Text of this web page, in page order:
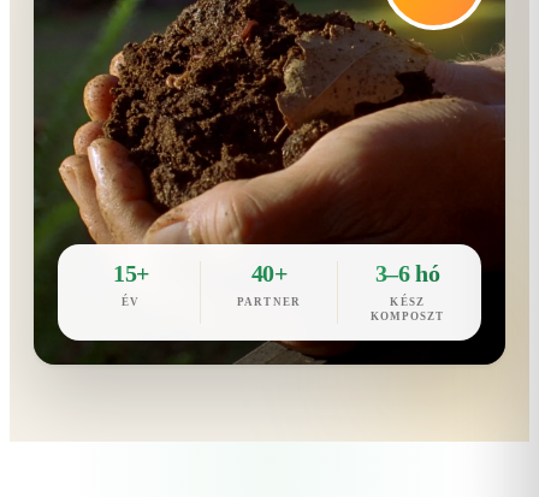
15+
ÉV
40+
PARTNER
3–6 hó
KÉSZ
KOMPOSZT